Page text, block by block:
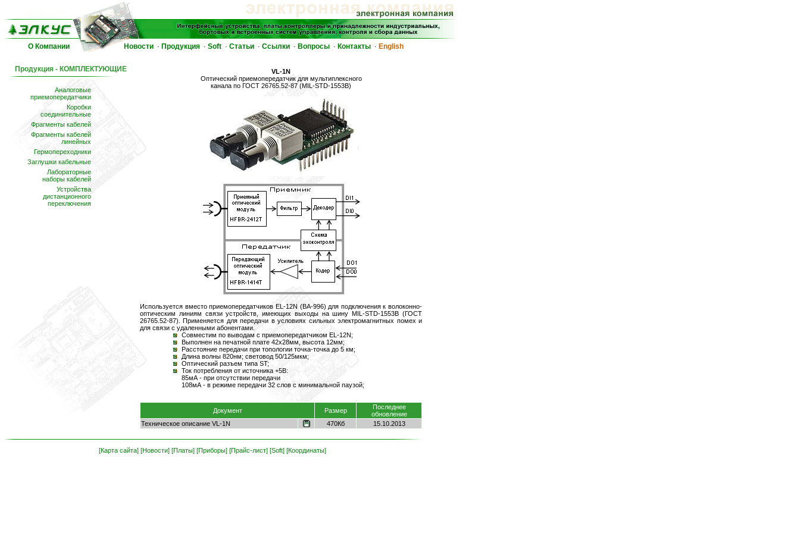
О Компании Новости · Продукция · Soft · Статьи · Ссылки · Вопросы · Контакты · English
Продукция - КОМПЛЕКТУЮЩИЕ
Аналоговые
приемопередатчики
Коробки
соединительные
Фрагменты кабелей
Фрагменты кабелей
линейных
Гермопереходники
Заглушки кабельные
Лабораторные
наборы кабелей
Устройства
дистанционного
переключения
VL-1N
Оптический приемопередатчик для мультиплексного
канала по ГОСТ 26765.52-87 (MIL-STD-1553B)
Используется вместо приемопередатчиков EL-12N (BA-996) для подключения к волоконно-
оптическим линиям связи устройств, имеющих выходы на шину MIL-STD-1553B (ГОСТ
26765.52-87). Применяется для передачи в условиях сильных электромагнитных помех и
для связи с удаленными абонентами.
Совместим по выводам с приемопередатчиком EL-12N;
Bыполнен на печатной плате 42х28мм, высота 12мм;
Расстояние передачи при топологии точка-точка до 5 км;
Длина волны 820нм; световод 50/125мкм;
Оптический разъем типа ST;
Ток потребления от источника +5В:
85мА - при отсутствии передачи
108мА - в режиме передачи 32 слов с минимальной паузой;
Документ Размер
Последнее
обновление
Техническое описание VL-1N
470Кб 15.10.2013
[Карта сайта] [Новости] [Платы] [Приборы] [Прайс-лист] [Soft] [Координаты]